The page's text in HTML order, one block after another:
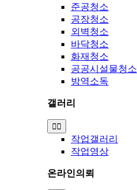
준공청소
공장청소
외벽청소
바닥청소
화재청소
공공시설물청소
방역소독
갤러리
Toggle
Navigation
작업갤러리
작업영상
온라인의뢰